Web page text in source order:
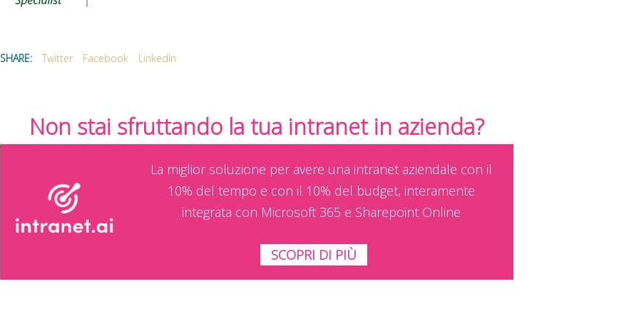
SHARE: Twitter Facebook LinkedIn
Non stai sfruttando la tua intranet in azienda?
La miglior soluzione per avere una intranet aziendale con il
10% del tempo e con il 10% del budget, interamente
integrata con Microsoft 365 e Sharepoint Online
SCOPRI DI PIÙ